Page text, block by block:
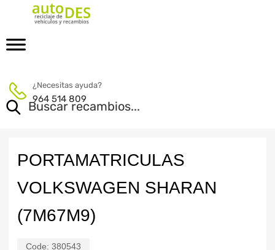
¿Necesitas ayuda?
964 514 809
PORTAMATRICULAS
VOLKSWAGEN SHARAN
(7M67M9)
Code: 380543